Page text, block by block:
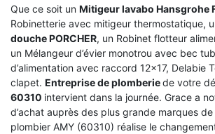
Que ce soit un Mitigeur lavabo Hansgrohe
Robinetterie avec mitigeur thermostatique,
douche PORCHER, un Robinet flotteur
un Mélangeur d’évier monotrou avec bec
d’alimentation avec raccord 12×17, Delabie
clapet. Entreprise de plomberiede votre
60310 intervient dans la journée. Grace a
d’achat auprès des plus grande marques
plombier AMY (60310) réalise le